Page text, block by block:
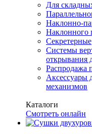
Для
Наклонно-
Наклонного
Секретерные
Системы
открывания
Распродажа
Аксессуары
механизмов
Каталоги
Смотреть онлайн